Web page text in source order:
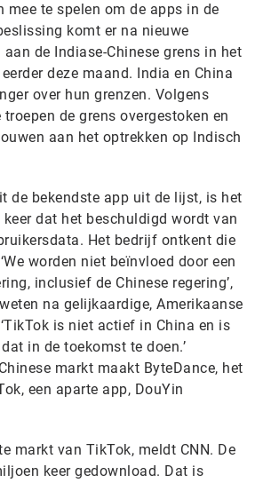
mee te spelen om de apps in de
komt er na nieuwe
de Indiase-Chinese grens in het
deze maand. India en China
over hun grenzen. Volgens
troepen de grens overgestoken en
aan het optrekken op Indisch
de bekendste app uit de lijst, is het
dat het beschuldigd wordt van
Het bedrijf ontkent die
worden niet beïnvloed door een
inclusief de Chinese regering’,
na gelijkaardige, Amerikaanse
is niet actief in China en is
in de toekomst te doen.’
markt maakt ByteDance, het
een aparte app, DouYin
markt van TikTok, meldt CNN. De
keer gedownload. Dat is